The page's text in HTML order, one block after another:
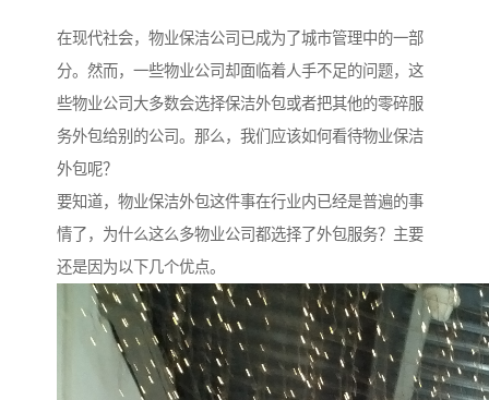
在现代社会，物业保洁公司已成为了城市管理中的一部
分。然而，一些物业公司却面临着人手不足的问题，这
些物业公司大多数会选择保洁外包或者把其他的零碎服
务外包给别的公司。那么，我们应该如何看待物业保洁
外包呢？
要知道，物业保洁外包这件事在行业内已经是普遍的事
情了，为什么这么多物业公司都选择了外包服务？主要
还是因为以下几个优点。